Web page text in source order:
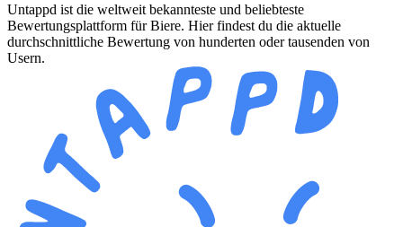
Untappd ist die weltweit bekannteste und beliebteste
Bewertungsplattform für Biere. Hier findest du die aktuelle
durchschnittliche Bewertung von hunderten oder tausenden von
Usern.